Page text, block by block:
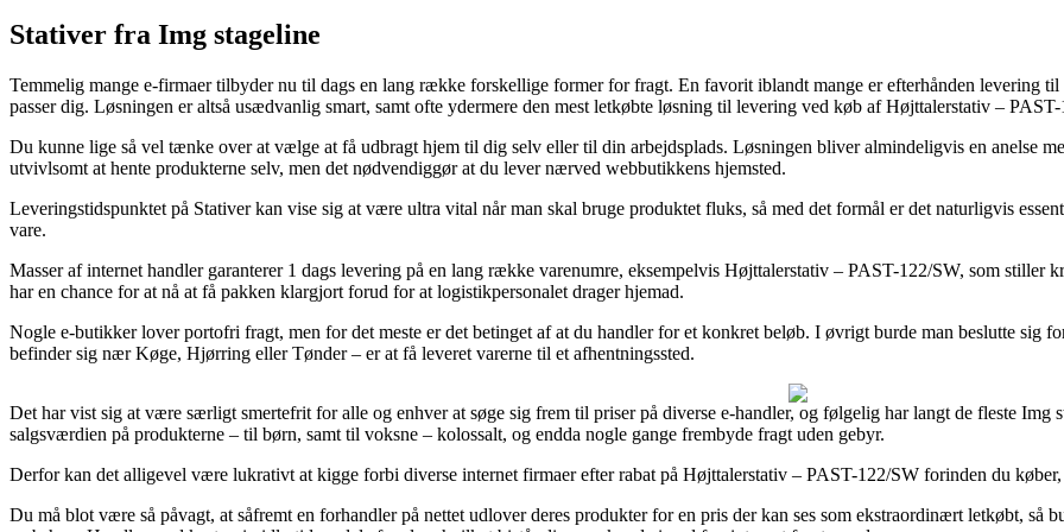
Stativer fra Img stageline
Temmelig mange e-firmaer tilbyder nu til dags en lang række forskellige former for fragt. En favorit iblandt mange er efterhånden levering
passer dig. Løsningen er altså usædvanlig smart, samt ofte ydermere den mest letkøbte løsning til levering ved køb af Højttalerstativ –
Du kunne lige så vel tænke over at vælge at få udbragt hjem til dig selv eller til din arbejdsplads. Løsningen bliver almindeligvis en anelse
utvivlsomt at hente produkterne selv, men det nødvendiggør at du lever nærved webbutikkens hjemsted.
Leveringstidspunktet på Stativer kan vise sig at være ultra vital når man skal bruge produktet fluks, så med det formål er det naturligvis
vare.
Masser af internet handler garanterer 1 dags levering på en lang række varenumre, eksempelvis Højttalerstativ – PAST-122/SW, som stiller
har en chance for at nå at få pakken klargjort forud for at logistikpersonalet drager hjemad.
Nogle e-butikker lover portofri fragt, men for det meste er det betinget af at du handler for et konkret beløb. I øvrigt burde man beslutte sig
befinder sig nær Køge, Hjørring eller Tønder – er at få leveret varerne til et afhentningssted.
Det har vist sig at være særligt smertefrit for alle og enhver at søge sig frem til priser på diverse e-handler, og følgelig har langt de fleste
salgsværdien på produkterne – til børn, samt til voksne – kolossalt, og endda nogle gange frembyde fragt uden gebyr.
Derfor kan det alligevel være lukrativt at kigge forbi diverse internet firmaer efter rabat på Højttalerstativ – PAST-122/SW forinden du køber,
Du må blot være så påvagt, at såfremt en forhandler på nettet udlover deres produkter for en pris der kan ses som ekstraordinært letkøbt, så